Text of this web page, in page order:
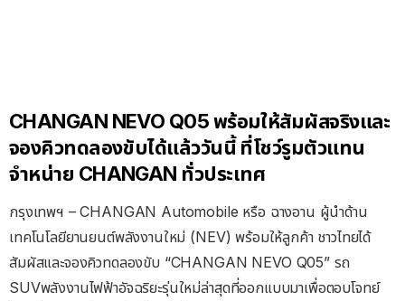
CHANGAN NEVO Q05 พร้อมให้สัมผัสจริงและ
จองคิวทดลองขับได้แล้ววันนี้ ที่โชว์รูมตัวแทน
จำหน่าย CHANGAN ทั่วประเทศ
กรุงเทพฯ – CHANGAN Automobile หรือ ฉางอาน ผู้นำด้าน
เทคโนโลยียานยนต์พลังงานใหม่ (NEV) พร้อมให้ลูกค้า ชาวไทยได้
สัมผัสและจองคิวทดลองขับ “CHANGAN NEVO Q05” รถ
SUVพลังงานไฟฟ้าอัจฉริยะรุ่นใหม่ล่าสุดที่ออกแบบมาเพื่อตอบโจทย์